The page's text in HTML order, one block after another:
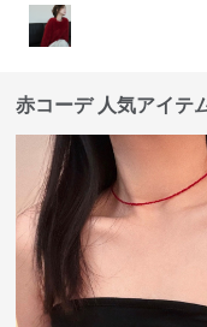
赤コーデ 人気アイテ